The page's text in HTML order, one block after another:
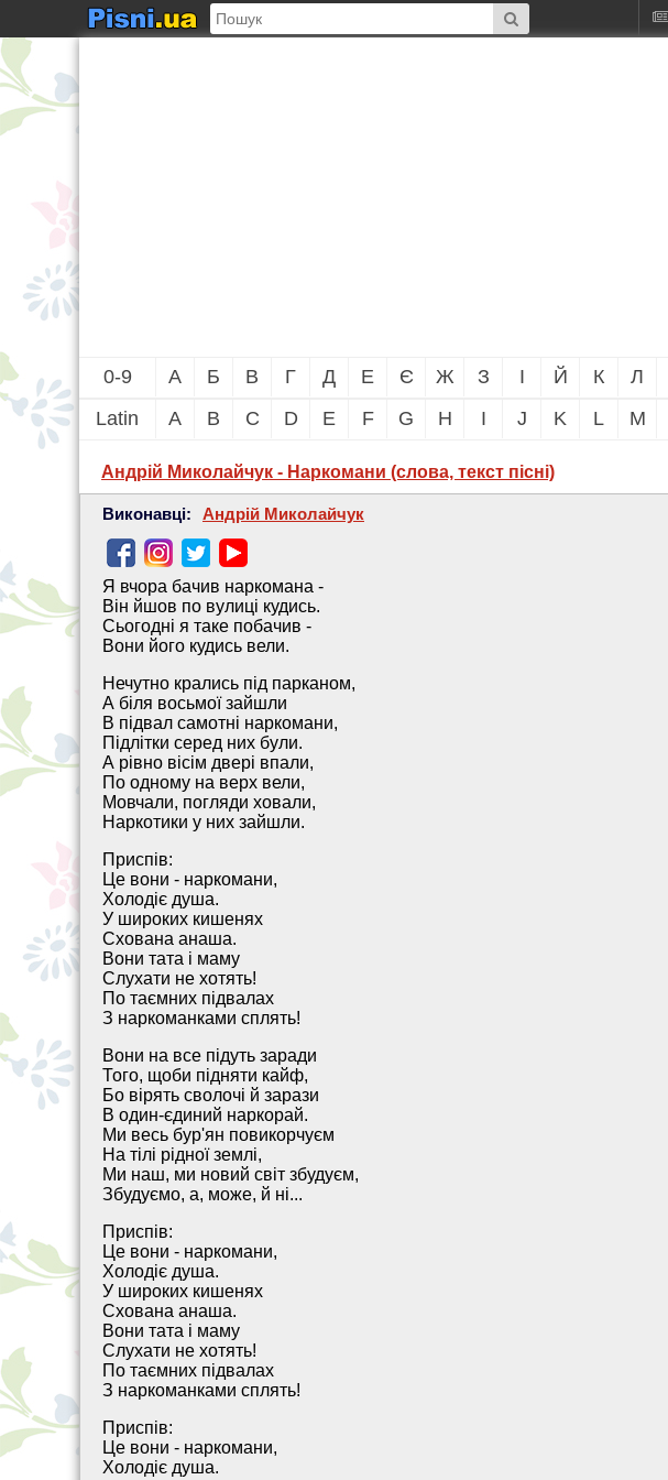
0-9 А Б В Г Д Е Є Ж З І Й К Л
Latin
A B C D E F G H I J K L M
Андрій Миколайчук - Наркомани (слова, текст пісні)
Виконавці: Андрій Миколайчук
Я вчора бачив наркомана -
Він йшов по вулиці кудись.
Сьогодні я таке побачив -
Вони його кудись вели.
Нечутно крались під парканом,
А біля восьмої зайшли
В підвал самотні наркомани,
Підлітки серед них були.
А рівно вісім двері впали,
По одному на верх вели,
Мовчали, погляди ховали,
Наркотики у них зайшли.
Приспів:
Це вони - наркомани,
Холодіє душа.
У широких кишенях
Схована анаша.
Вони тата і маму
Слухати не хотять!
По таємних підвалах
З наркоманками сплять!
Вони на все підуть заради
Того, щоби підняти кайф,
Бо вірять сволочі й зарази
В один-єдиний наркорай.
Ми весь бур'ян повикорчуєм
На тілі рідної землі,
Ми наш, ми новий світ збудуєм,
Збудуємо, а, може, й ні...
Приспів:
Це вони - наркомани,
Холодіє душа.
У широких кишенях
Схована анаша.
Вони тата і маму
Слухати не хотять!
По таємних підвалах
З наркоманками сплять!
Приспів:
Це вони - наркомани,
Холодіє душа.